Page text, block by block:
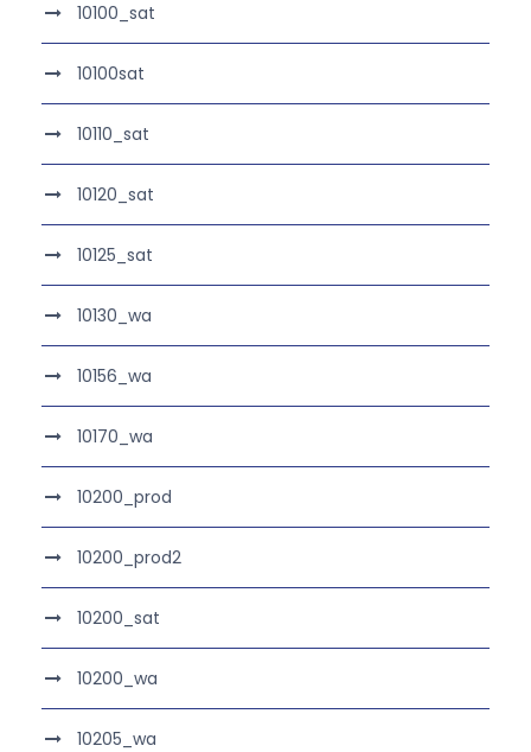
10100_sat
10100sat
10110_sat
10120_sat
10125_sat
10130_wa
10156_wa
10170_wa
10200_prod
10200_prod2
10200_sat
10200_wa
10205_wa